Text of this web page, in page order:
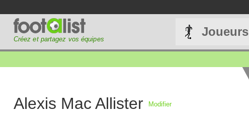
Créez et partagez vos équipes
Joueurs
Alexis Mac Allister Modifier